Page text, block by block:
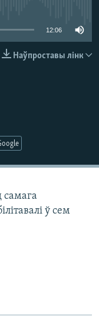
12:06
Наўпроставы лінк
самага
ў сем